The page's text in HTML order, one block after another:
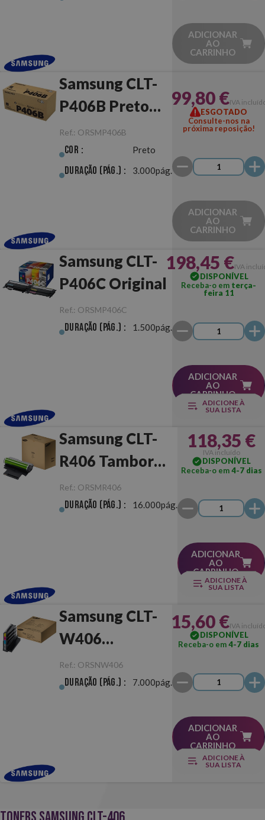
ADICIONAR
AO
CARRINHO
Samsung CLT-
P406B Preto
Dual Pack
Preto Original
Ref.: ORSMP406B
Cor : Preto
Duração (pág.) : 3.000pág.
99,80 €IVA
ESGOTADO
Consulte-nos na
próxima reposição!
ADICIONAR
AO
CARRINHO
Samsung CLT-
P406C Original
Ref.: ORSMP406C
Duração (pág.) : 1.500pág.
198,45 €IVA
DISPONÍVEL
Receba-o em terça-
feira 11
ADICIONAR
AO
CARRINHO
ADICIONE À
SUA LISTA
Samsung CLT-
R406 Tambor
Original
Ref.: ORSMR406
Duração (pág.) : 16.000pág.
118,35 €
IVA incluído
DISPONÍVEL
Receba-o em4-7 dias
ADICIONAR
AO
CARRINHO
ADICIONE À
SUA LISTA
Samsung CLT-
W406
Recipiente para
Resíduos de
Ref.: ORSNW406
Duração (pág.) : 7.000pág.
15,60 €IVA
DISPONÍVEL
Receba-o em4-7 dias
ADICIONAR
AO
CARRINHO
ADICIONE À
SUA LISTA